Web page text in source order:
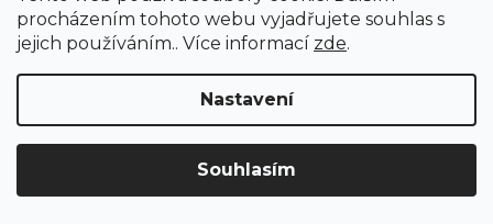
procházením tohoto webu vyjadřujete souhlas s
jejich používáním.. Více informací zde.
Nastavení
Souhlasím
Upozornění: Z důvodu stěhování bude od 3. 8. do 12. 8. ZAVŘENO vč.